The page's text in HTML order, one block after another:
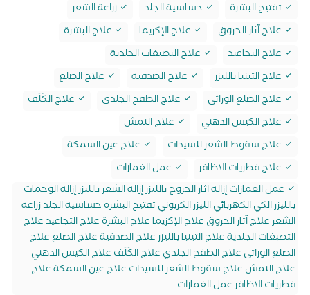
تفتيح البشرة
حساسية الجلد
زراعة الشعر
علاج آثار الحروق
علاج الإكزيما
علاج البشرة
علاج التجاعيد
علاج التصبغات الجلدية
علاج التينيا بالليزر
علاج الصدفية
علاج الصلع
علاج الصلع الوراثى
علاج الطفح الجلدي
علاج الكَلَف
علاج الكيس الدهني
علاج النمش
علاج سقوط الشعر للسيدات
علاج عين السمكة
علاج فطريات الاظافر
عمل الغمازات
عمل الغمازات إزالة اثار الجروح بالليزر إزالة الشعر بالليزر إزالة الوحمات
بالليزر الكي الكهربائي الليزر الكربوني تفتيح البشرة حساسية الجلد زراعة
الشعر علاج آثار الحروق علاج الإكزيما علاج البشرة علاج التجاعيد علاج
التصبغات الجلدية علاج التينيا بالليزر علاج الصدفية علاج الصلع علاج
الصلع الوراثى علاج الطفح الجلدي علاج الكَلَف علاج الكيس الدهني
علاج النمش علاج سقوط الشعر للسيدات علاج عين السمكة علاج
فطريات الاظافر عمل الغمازات